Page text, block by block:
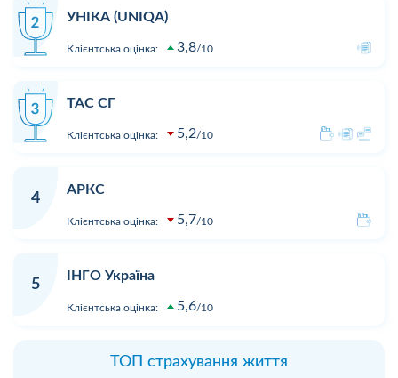
УНІКА (UNIQA)
Клієнтська оцінка: 3,8 10
ТАС СГ
Клієнтська оцінка: 5,2 10
4
АРКС
Клієнтська оцінка: 5,7 10
5
ІНГО Україна
Клієнтська оцінка: 5,6 10
ТОП страхування життя